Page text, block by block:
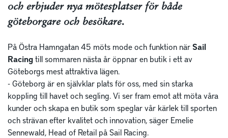
och erbjuder nya mötesplatser för både
göteborgare och besökare.
På Östra Hamngatan 45 möts mode och funktion närSail
Racingtill sommaren nästa år öppnar en butik i ett av
Göteborgs mest attraktiva lägen.
- Göteborg är en självklar plats för oss, med sin starka
koppling till havet och segling. Vi ser fram emot att möta våra
kunder och skapa en butik som speglar vår kärlek till sporten
och strävan efter kvalitet och innovation, säger Emelie
Sennewald, Head of Retail på Sail Racing.